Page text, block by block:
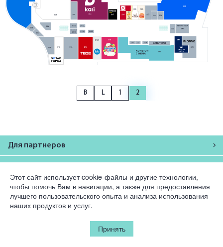
B L 1 2
Для партнеров
Юридическая информация
© 2026 Korston Club Hotel.
Этот сайт использует cookie-файлы и другие технологии,
чтобы помочь Вам в навигации, а также для предоставления
лучшего пользовательского опыта и анализа использования
наших продуктов и услуг.
Принять